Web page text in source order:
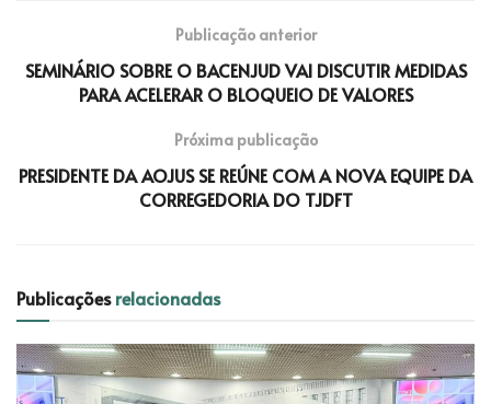
Publicação anterior
SEMINÁRIO SOBRE O BACENJUD VAI DISCUTIR MEDIDAS
PARA ACELERAR O BLOQUEIO DE VALORES
Próxima publicação
PRESIDENTE DA AOJUS SE REÚNE COM A NOVA EQUIPE DA
CORREGEDORIA DO TJDFT
Publicaçõesrelacionadas